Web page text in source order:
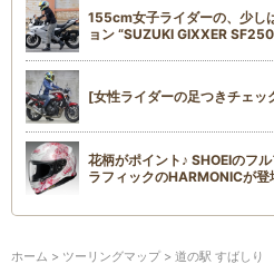
155cm女子ライダーの、少し
ョン “SUZUKI GIXXER
[女性ライダーの足つきチェ
花柄がポイント♪ SHOEIのフ
ラフィックのHARMONICが登
ホーム > ツーリングマップ > 道の駅 すばしり